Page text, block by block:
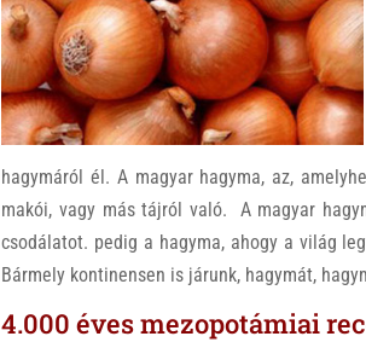
hagymáról él. A magyar hagyma, az,
makói, vagy más tájról való. A magyar
csodálatot. pedig a hagyma, ahogy a világ
Bármely kontinensen is járunk, hagymát,
4.000 éves mezopotámiai